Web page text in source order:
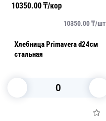
10350.00₸/кор
10350.00₸/шт
Хлебница Primavera d24см
стальная